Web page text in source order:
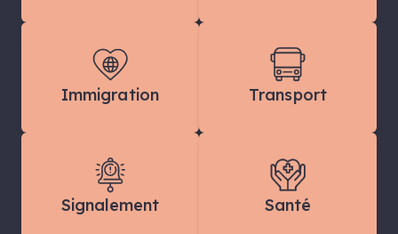
Immigration Transport
Signalement Santé